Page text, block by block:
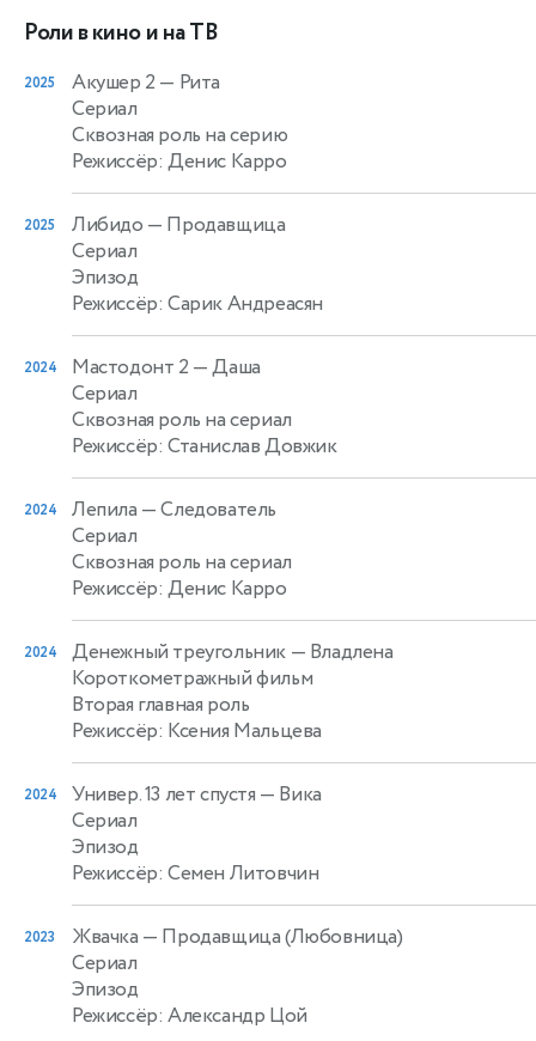
Роли в кино и на ТВ
2025 Акушер 2 — Рита
Сериал
Сквозная роль на серию
Режиссёр: Денис Карро
2025 Либидо — Продавщица
Сериал
Эпизод
Режиссёр: Сарик Андреасян
2024 Мастодонт 2 — Даша
Сериал
Сквозная роль на сериал
Режиссёр: Станислав Довжик
2024 Лепила — Следователь
Сериал
Сквозная роль на сериал
Режиссёр: Денис Карро
2024 Денежный треугольник — Владлена
Короткометражный фильм
Вторая главная роль
Режиссёр: Ксения Мальцева
2024 Универ. 13 лет спустя — Вика
Сериал
Эпизод
Режиссёр: Семен Литовчин
2023 Жвачка — Продавщица (Любовница)
Сериал
Эпизод
Режиссёр: Александр Цой